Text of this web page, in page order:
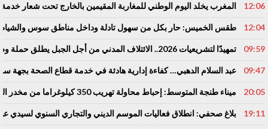
12:06 المغرب يخلد اليوم الوطني للمغاربة المقيمين بالخارج تحت شعار خدمة
12:04 طقس الخميس: ﺣﺎﺭ بكل من سهول تادلة وداخل مناطق سوس
09:59 تمهيدًا لتشريعيات 2026.. الائتلاف المدني من أجل الجبل يطلق حملة وطنية للمطالبة بـ”تعاقد سياسي منصف” مع المناطق الجبلية
09:47 عبد السلام الدهبي… كفاءة إدارية هادئة في خدمة قطاع الصحة
20:05 ميناء طنجة المتوسط: إحباط محاولة تهريب 350 كيلوغراما من مخدر الشيرا بفاكهة الدلاح
19:11 بلاغ صحفي: انطلاق فعاليات الموسم الديني والتجاري السنوي لسيدي